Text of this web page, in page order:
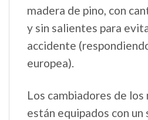
madera de pino, con
y sin salientes para
accidente
europea).
Los cambiadores de los
están equipados con un